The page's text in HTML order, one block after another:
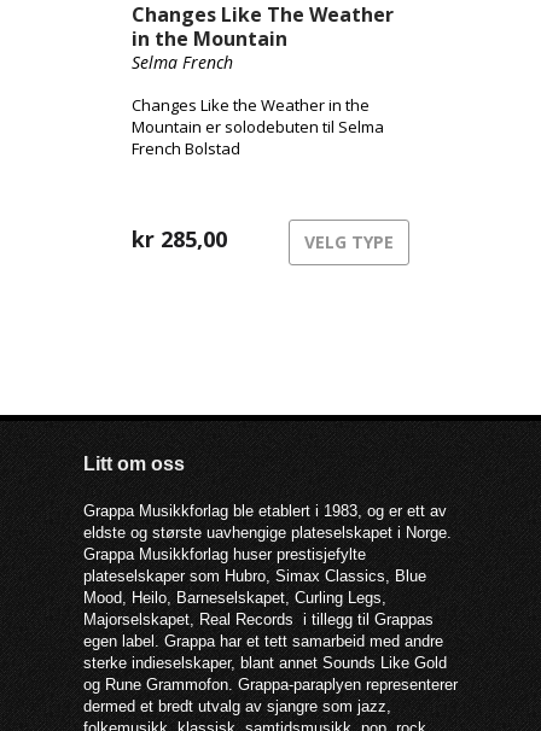
Changes Like The Weather
in the Mountain
Selma French
Changes Like the Weather in the
Mountain er solodebuten til Selma
French Bolstad
kr 285,00 VELG TYPE
Litt om oss
Grappa Musikkforlag ble etablert i 1983, og er ett av
eldste og største uavhengige plateselskapet i Norge.
Grappa Musikkforlag huser prestisjefylte
plateselskaper som Hubro, Simax Classics, Blue
Mood, Heilo, Barneselskapet, Curling Legs,
Majorselskapet, Real Records i tillegg til Grappas
egen label. Grappa har et tett samarbeid med andre
sterke indieselskaper, blant annet Sounds Like Gold
og Rune Grammofon. Grappa-paraplyen representerer
dermed et bredt utvalg av sjangre som jazz,